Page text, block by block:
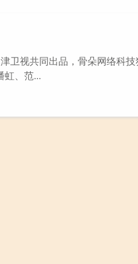
卫视共同出品，骨朵网络科
虹、范...